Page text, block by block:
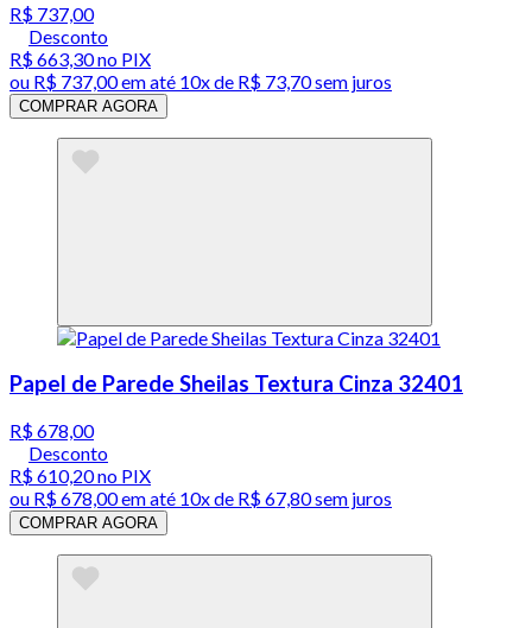
R$ 737,00
Desconto
R$ 663,30no PIX
ou R$ 737,00em até 10x de R$ 73,70 sem juros
COMPRAR AGORA
Papel de Parede Sheilas Textura Cinza 32401
R$ 678,00
Desconto
R$ 610,20no PIX
ou R$ 678,00em até 10x de R$ 67,80 sem juros
COMPRAR AGORA